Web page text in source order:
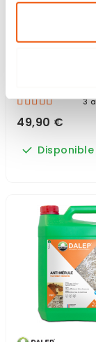
CONCENTRÉ
3
49,90 €
Disponible